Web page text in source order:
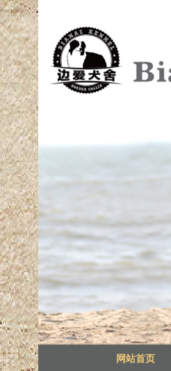
网站首页